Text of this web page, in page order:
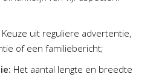
Keuze uit reguliere advertentie,
of een familiebericht;
Het aantal lengte en breedte